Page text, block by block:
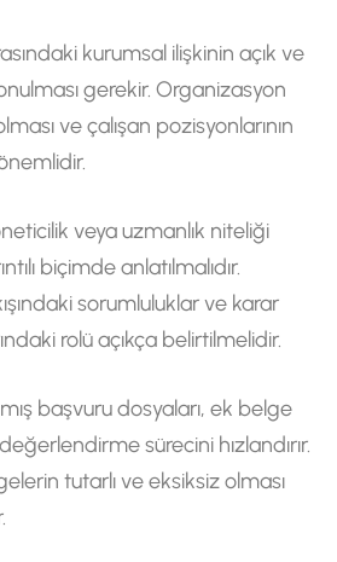
kurumsal ilişkinin açık ve
gerekir. Organizasyon
ve çalışan pozisyonlarının
veya uzmanlık niteliği
biçimde anlatılmalıdır.
sorumluluklar ve karar
rolü açıkça belirtilmelidir.
başvuru dosyaları, ek belge
sürecini hızlandırır.
tutarlı ve eksiksiz olması